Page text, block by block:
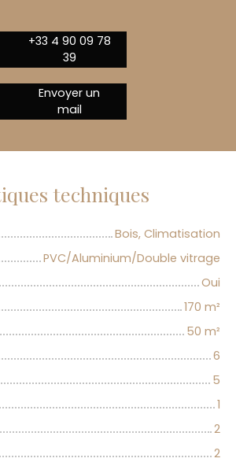
+33 4 90 09 78
39
Envoyer un
mail
techniques
Bois, Climatisation
PVC/Aluminium/Double vitrage
Oui
170 m²
50 m²
6
5
1
2
2